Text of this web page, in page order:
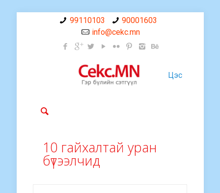
99110103
90001603
info@cekc.mn
Цэс
10 гайхалтай уран
бүтээлчид